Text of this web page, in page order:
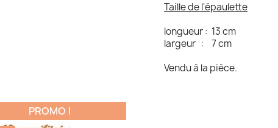
Taille de l'épaulette
longueur : 13 cm
largeur : 7 cm
Vendu à la pièce.
PROMO !